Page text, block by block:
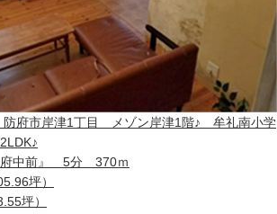
防府市岸津1丁目 メゾン岸津1階♪ 牟礼南小学
府中前』 5分 370ｍ
坪）
坪）